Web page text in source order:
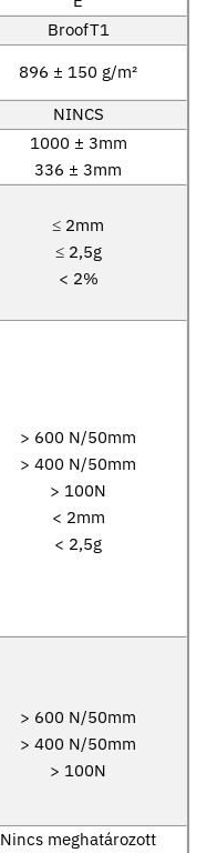
BroofT1
896 ± 150 g/m²
NINCS
1000 ± 3mm
336 ± 3mm
≤ 2mm
≤ 2,5g
< 2%
> 600 N/50mm
> 400 N/50mm
> 100N
< 2mm
< 2,5g
> 600 N/50mm
> 400 N/50mm
> 100N
Nincs meghatározott